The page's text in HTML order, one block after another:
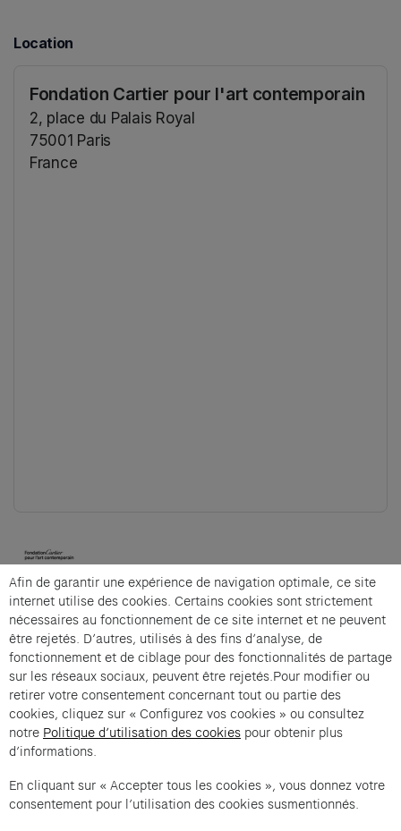
Location
Fondation Cartier pour l'art contemporain
2, place du Palais Royal
75001 Paris
France
Cartier et Compagnie
La visite architecturale is an offer from Cartier et
Compagnie .
Imprint of the organizer(opens in a new tab)
Data privacy of the organizer(opens in
General terms and conditions of the organizer
Afin de garantir une expérience de navigation optimale, ce site
internet utilise des cookies. Certains cookies sont strictement
nécessaires au fonctionnement de ce site internet et ne peuvent
être rejetés. D’autres, utilisés à des fins d’analyse, de
fonctionnement et de ciblage pour des fonctionnalités de partage
sur les réseaux sociaux, peuvent être rejetés.Pour modifier ou
retirer votre consentement concernant tout ou partie des
cookies, cliquez sur « Configurez vos cookies » ou consultez
notre Politique d’utilisation des cookies pour obtenir plus
d’informations.
En cliquant sur « Accepter tous les cookies », vous donnez votre
consentement pour l’utilisation des cookies susmentionnés.